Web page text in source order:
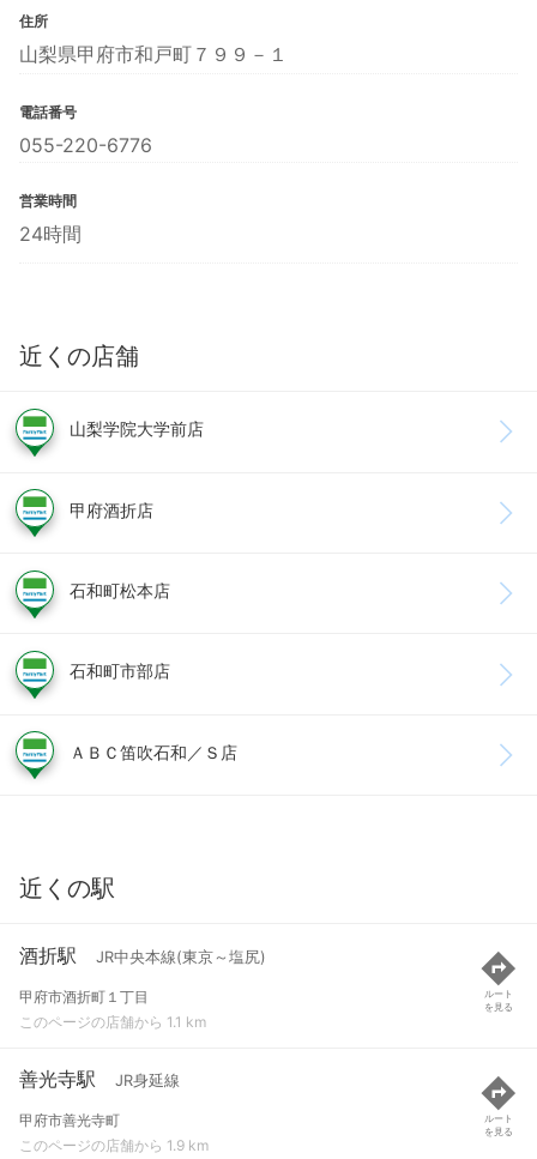
住所
山梨県甲府市和戸町７９９－１
電話番号
055-220-6776
営業時間
24時間
近くの店舗
山梨学院大学前店
甲府酒折店
石和町松本店
石和町市部店
ＡＢＣ笛吹石和／Ｓ店
近くの駅
酒折駅 JR中央本線(東京～塩尻)
甲府市酒折町１丁目
このページの店舗から 1.1 km
ルート
を見る
善光寺駅 JR身延線
甲府市善光寺町
このページの店舗から 1.9 km
ルート
を見る